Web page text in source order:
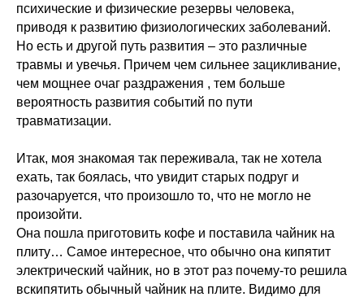
психические и физические резервы человека,
приводя к развитию физиологических заболеваний.
Но есть и другой путь развития – это различные
травмы и увечья. Причем чем сильнее зацикливание,
чем мощнее очаг раздражения , тем больше
вероятность развития событий по пути
травматизации.
Итак, моя знакомая так переживала, так не хотела
ехать, так боялась, что увидит старых подруг и
разочаруется, что произошло то, что не могло не
произойти.
Она пошла приготовить кофе и поставила чайник на
плиту… Самое интересное, что обычно она кипятит
электрический чайник, но в этот раз почему-то решила
вскипятить обычный чайник на плите. Видимо для